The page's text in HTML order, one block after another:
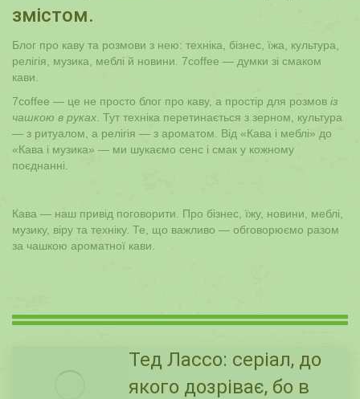
змістом.
Блог про каву та розмови з нею: техніка, бізнес, їжа, культура,
релігія, музика, меблі й новини. 7coffee — думки зі смаком
кави.
7coffee — це не просто блог про каву, а простір для розмов із
чашкою в руках . Тут техніка перетинається з зерном, культура
— з ритуалом, а релігія — з ароматом. Від «Кава і меблі» до
«Кава і музика» — ми шукаємо сенс і смак у кожному
поєднанні.
Кава — наш привід поговорити. Про бізнес, їжу, новини, меблі,
музику, віру та техніку. Те, що важливо — обговорюємо разом
за чашкою ароматної кави.
Тед Лассо: серіал, до
якого дозріває, бо в